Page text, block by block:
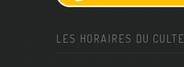
LES HORAIRES DU CULTE